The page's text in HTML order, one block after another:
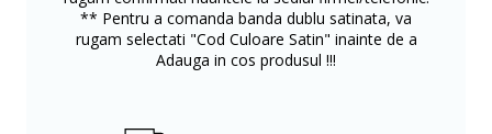
** Pentru a comanda banda dublu satinata, va
rugam selectati "Cod Culoare Satin" inainte de a
Adauga in cos produsul !!!